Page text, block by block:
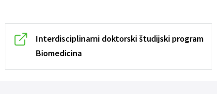
Interdisciplinarni doktorski študijski program
Biomedicina